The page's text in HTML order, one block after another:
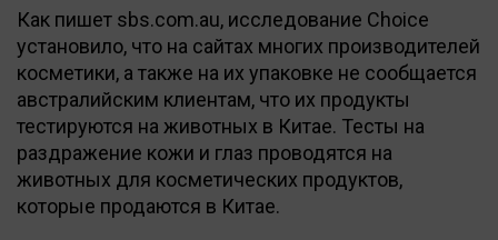
Как пишет sbs.com.au, исследование Choice
установило, что на сайтах многих производителей
косметики, а также на их упаковке не сообщается
австралийским клиентам, что их продукты
тестируются на животных в Китае. Тесты на
раздражение кожи и глаз проводятся на
животных для косметических продуктов,
которые продаются в Китае.